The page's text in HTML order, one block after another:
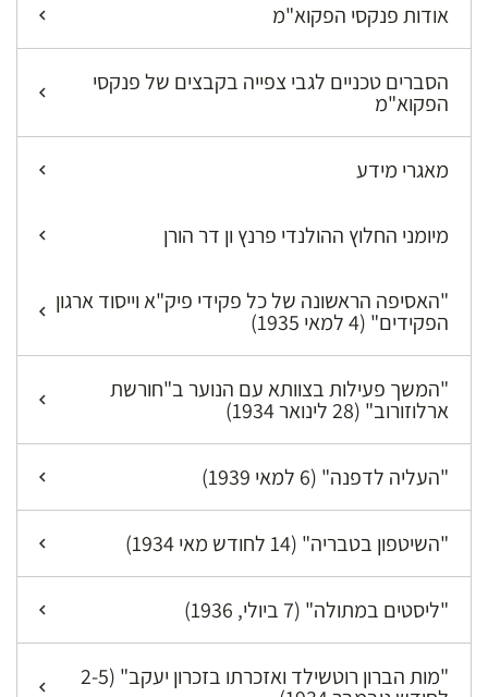
אודות פנקסי הפקוא"מ
הסברים טכניים לגבי צפייה בקבצים של פנקסי
הפקוא"מ
מאגרי מידע
מיומני החלוץ ההולנדי פרנץ ון דר הורן
"האסיפה הראשונה של כל פקידי פיק"א וייסוד ארגון
הפקידים" (4 למאי 1935)
"המשך פעילות בצוותא עם הנוער ב"חורשת
ארלוזורוב" (28 לינואר 1934)
"העליה לדפנה" (6 למאי 1939)
"השיטפון בטבריה" (14 לחודש מאי 1934)
"ליסטים במתולה" (7 ביולי, 1936)
"מות הברון רוטשילד ואזכרתו בזכרון יעקב" (2-5